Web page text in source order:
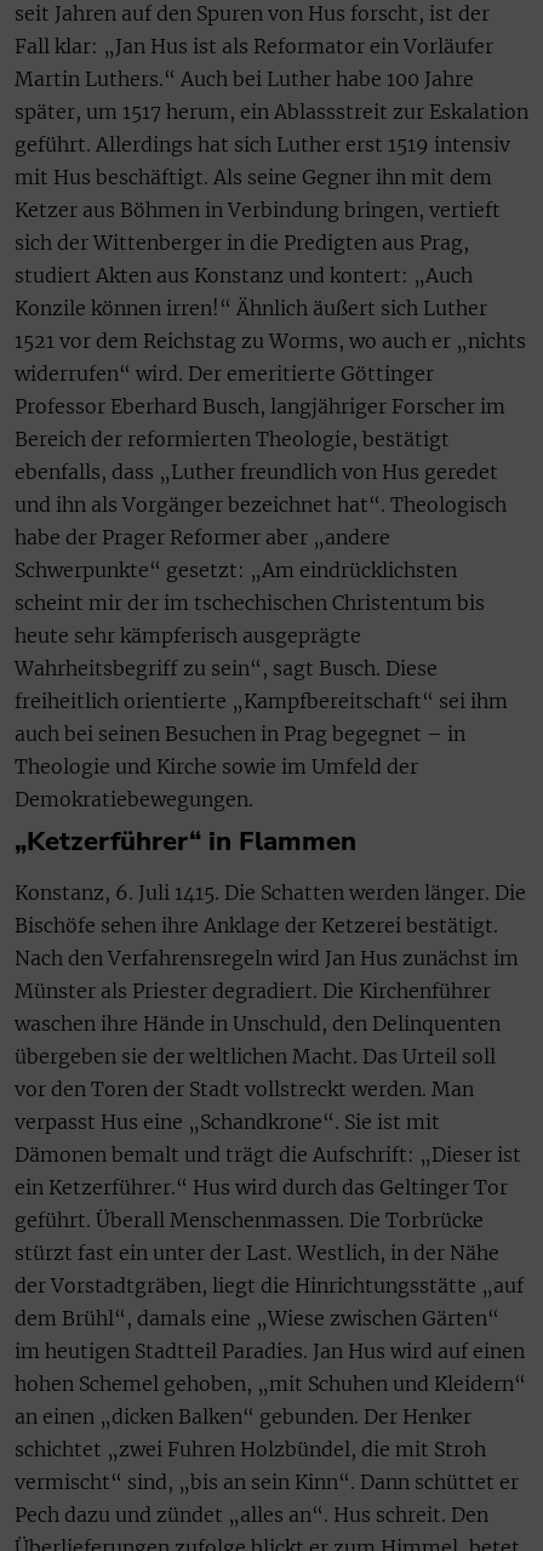
seit Jahren auf den Spuren von Hus forscht, ist der
Fall klar: „Jan Hus ist als Reformator ein Vorläufer
Martin Luthers.“ Auch bei Luther habe 100 Jahre
später, um 1517 herum, ein Ablassstreit zur Eskalation
geführt. Allerdings hat sich Luther erst 1519 intensiv
mit Hus beschäftigt. Als seine Gegner ihn mit dem
Ketzer aus Böhmen in Verbindung bringen, vertieft
sich der Wittenberger in die Predigten aus Prag,
studiert Akten aus Konstanz und kontert: „Auch
Konzile können irren!“ Ähnlich äußert sich Luther
1521 vor dem Reichstag zu Worms, wo auch er „nichts
widerrufen“ wird. Der emeritierte Göttinger
Professor Eberhard Busch, langjähriger Forscher im
Bereich der reformierten Theologie, bestätigt
ebenfalls, dass „Luther freundlich von Hus geredet
und ihn als Vorgänger bezeichnet hat“. Theologisch
habe der Prager Reformer aber „andere
Schwerpunkte“ gesetzt: „Am eindrücklichsten
scheint mir der im tschechischen Christentum bis
heute sehr kämpferisch ausgeprägte
Wahrheitsbegriff zu sein“, sagt Busch. Diese
freiheitlich orientierte „Kampfbereitschaft“ sei ihm
auch bei seinen Besuchen in Prag begegnet – in
Theologie und Kirche sowie im Umfeld der
Demokratiebewegungen.
„Ketzerführer“ in Flammen
Konstanz, 6. Juli 1415. Die Schatten werden länger. Die
Bischöfe sehen ihre Anklage der Ketzerei bestätigt.
Nach den Verfahrensregeln wird Jan Hus zunächst im
Münster als Priester degradiert. Die Kirchenführer
waschen ihre Hände in Unschuld, den Delinquenten
übergeben sie der weltlichen Macht. Das Urteil soll
vor den Toren der Stadt vollstreckt werden. Man
verpasst Hus eine „Schandkrone“. Sie ist mit
Dämonen bemalt und trägt die Aufschrift: „Dieser ist
ein Ketzerführer.“ Hus wird durch das Geltinger Tor
geführt. Überall Menschenmassen. Die Torbrücke
stürzt fast ein unter der Last. Westlich, in der Nähe
der Vorstadtgräben, liegt die Hinrichtungsstätte „auf
dem Brühl“, damals eine „Wiese zwischen Gärten“
im heutigen Stadtteil Paradies. Jan Hus wird auf einen
hohen Schemel gehoben, „mit Schuhen und Kleidern“
an einen „dicken Balken“ gebunden. Der Henker
schichtet „zwei Fuhren Holzbündel, die mit Stroh
vermischt“ sind, „bis an sein Kinn“. Dann schüttet er
Pech dazu und zündet „alles an“. Hus schreit. Den